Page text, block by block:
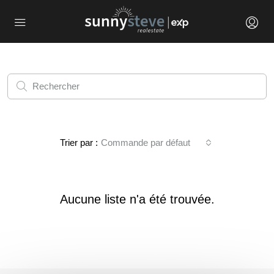
Trier par : Commande par défaut
Aucune liste n'a été trouvée.